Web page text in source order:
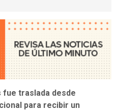
fue traslada desde
para recibir un